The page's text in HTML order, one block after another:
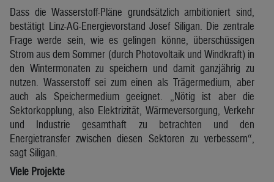
Dass die Wasserstoff-Pläne grundsätzlich ambitioniert sind,
bestätigt Linz-AG-Energievorstand Josef Siligan. Die zentrale
Frage werde sein, wie es gelingen könne, überschüssigen
Strom aus dem Sommer (durch Photovoltaik und Windkraft) in
den Wintermonaten zu speichern und damit ganzjährig zu
nutzen. Wasserstoff sei zum einen als Trägermedium, aber
auch als Speichermedium geeignet. „Nötig ist aber die
Sektorkopplung, also Elektrizität, Wärmeversorgung, Verkehr
und Industrie gesamthaft zu betrachten und den
Energietransfer zwischen diesen Sektoren zu verbessern“,
sagt Siligan.
Viele Projekte